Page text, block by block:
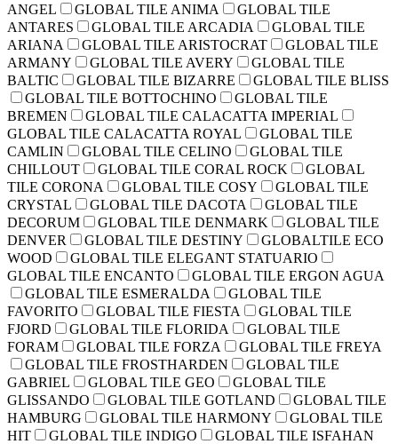
ANGEL
GLOBAL TILE ANIMA
GLOBAL TILE
ANTARES
GLOBAL TILE ARCADIA
GLOBAL TILE
ARIANA
GLOBAL TILE ARISTOCRAT
GLOBAL TILE
ARMANY
GLOBAL TILE AVERY
GLOBAL TILE
BALTIC
GLOBAL TILE BIZARRE
GLOBAL TILE BLISS
GLOBAL TILE BOTTOCHINO
GLOBAL TILE
BREMEN
GLOBAL TILE CALACATTA IMPERIAL
GLOBAL TILE CALACATTA ROYAL
GLOBAL TILE
CAMLIN
GLOBAL TILE CELINO
GLOBAL TILE
CHILLOUT
GLOBAL TILE CORAL ROCK
GLOBAL
TILE CORONA
GLOBAL TILE COSY
GLOBAL TILE
CRYSTAL
GLOBAL TILE DACOTA
GLOBAL TILE
DECORUM
GLOBAL TILE DENMARK
GLOBAL TILE
DENVER
GLOBAL TILE DESTINY
GLOBALTILE ECO
WOOD
GLOBAL TILE ELEGANT STATUARIO
GLOBAL TILE ENCANTO
GLOBAL TILE ERGON AGUA
GLOBAL TILE ESMERALDA
GLOBAL TILE
FAVORITO
GLOBAL TILE FIESTA
GLOBAL TILE
FJORD
GLOBAL TILE FLORIDA
GLOBAL TILE
FORAM
GLOBAL TILE FORZA
GLOBAL TILE FREYA
GLOBAL TILE FROSTHARDEN
GLOBAL TILE
GABRIEL
GLOBAL TILE GEO
GLOBAL TILE
GLISSANDO
GLOBAL TILE GOTLAND
GLOBAL TILE
HAMBURG
GLOBAL TILE HARMONY
GLOBAL TILE
HIT
GLOBAL TILE INDIGO
GLOBAL TILE ISFAHAN